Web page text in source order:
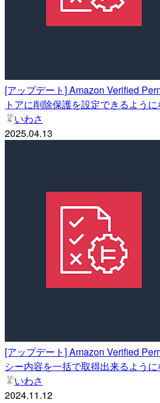
[アップデート] Amazon Verified
トアに削除保護を設定できるよう
いわさ
2025.04.13
[アップデート] Amazon Verified
シー内容を一括で取得出来るよう
いわさ
2024.11.12